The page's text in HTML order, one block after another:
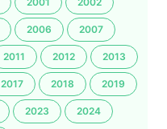
2006 2007
2011 2012 2013
2017 2018 2019
2023 2024